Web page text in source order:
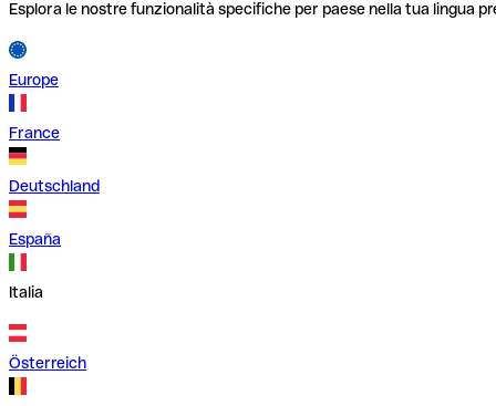
Esplora le nostre funzionalità specifiche per paese nella tua lingua
Europe
France
Deutschland
España
Italia
Österreich